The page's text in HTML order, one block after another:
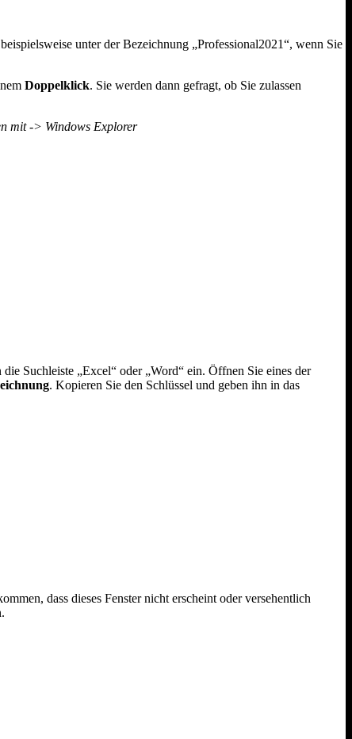
unter der Bezeichnung „Professional2021“, wenn Sie
Doppelklick. Sie werden dann gefragt, ob Sie zulassen
mit -> Windows Explorer
Suchleiste „Excel“ oder „Word“ ein. Öffnen Sie eines der
. Kopieren Sie den Schlüssel und geben ihn in das
dass dieses Fenster nicht erscheint oder versehentlich